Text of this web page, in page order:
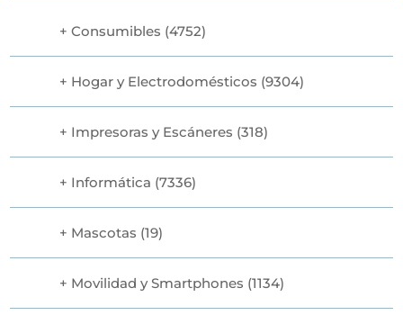
Consumibles (4752)
Hogar y Electrodomésticos (9304)
Impresoras y Escáneres (318)
Informática (7336)
Mascotas (19)
Movilidad y Smartphones (1134)